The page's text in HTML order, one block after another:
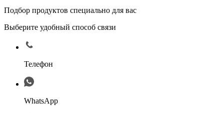
Подбор продуктов специально для вас
Выберите удобный способ связи
Телефон
WhatsApp